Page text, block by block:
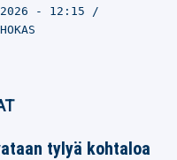
- 12:15
tylyä kohtaloa